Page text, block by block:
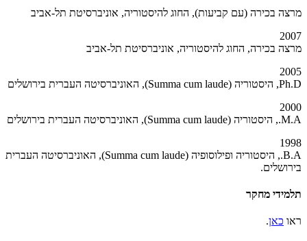
מרצה בכירה (עם קביעות), החוג להיסטוריה, אוניברסיטת תל-אביב
2007
מרצה בכירה, החוג להיסטוריה, אוניברסיטת תל-אביב
2005
Ph.D, היסטוריה (Summa cum laude), האוניברסיטה העברית בירושלים
2000
M.A., היסטוריה (Summa cum laude), האוניברסיטה העברית בירושלים
1998
B.A., היסטוריה ופילוסופיה (Summa cum laude), האוניברסיטה העברית
בירושלים.
תלמידי מחקר
ראו כאן.